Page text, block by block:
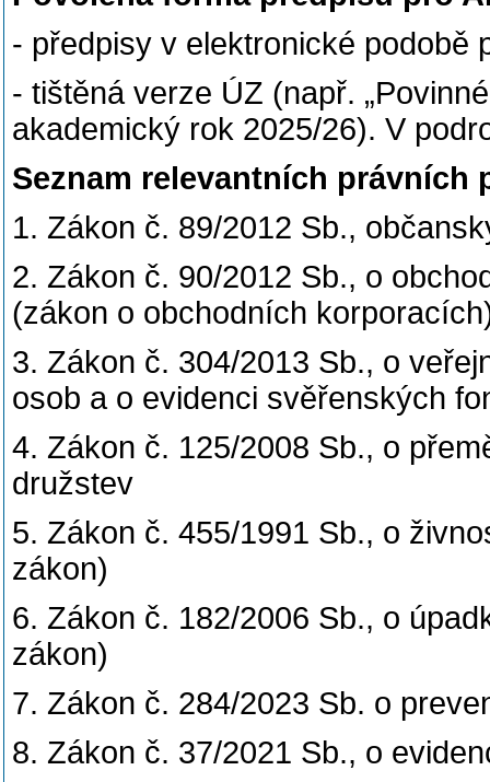
- předpisy v elektronické podobě
- tištěná verze ÚZ (např.
akademický rok 2025/26). V
Seznam relevantních právních
1. Zákon č. 89/2012 Sb.,
2. Zákon č. 90/2012 Sb., o
(zákon o obchodních
3. Zákon č. 304/2013 Sb., o
osob a o evidenci svěřenských
4. Zákon č. 125/2008 Sb., o
družstev
5. Zákon č. 455/1991 Sb., o
zákon)
6. Zákon č. 182/2006 Sb., o
zákon)
7. Zákon č. 284/2023 Sb. o
8. Zákon č. 37/2021 Sb., o